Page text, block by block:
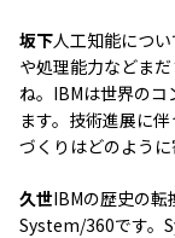
坂下人工知能につ
や処理能力などま
ね。IBMは世界の
ます。技術進展に
づくりはどのように
久世IBMの歴史の転
System/360です。